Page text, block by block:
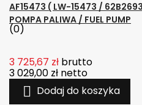
AF15473 ( LW-15473 /
POMPA PALIWA / FUEL PUMP
(0)
3 725,67 zł brutto
3 029,00 zł netto
 Dodaj do koszyka